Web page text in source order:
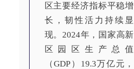
区主要经济指标平稳增
长，韧性活力持续显
现。2024年，国家高新
区园区生产总值
（GDP）19.3万亿元，